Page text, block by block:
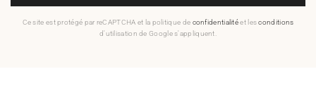
Ce site est protégé par reCAPTCHA et la politique de confidentialitéet lesconditions
d'utilisation de Google s'appliquent.